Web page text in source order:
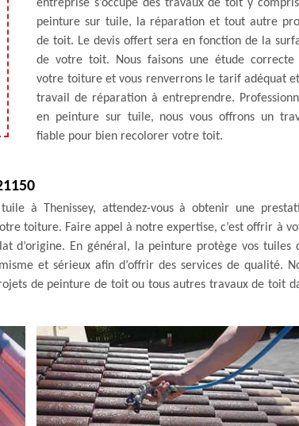
entreprise s’occupe des travaux de toit y
peinture sur tuile, la réparation et tout autre
de toit. Le devis offert sera en fonction de la
de votre toit. Nous faisons une étude correcte
votre toiture et vous renverrons le tarif adéquat
travail de réparation à entreprendre.
en peinture sur tuile, nous vous offrons un
fiable pour bien recolorer votre toit.
à Thenissey, attendez-vous à obtenir une
toiture. Faire appel à notre expertise, c’est offrir à
d’origine. En général, la peinture protège vos tuiles
et sérieux afin d’offrir des services de qualité.
de peinture de toit ou tous autres travaux de toit